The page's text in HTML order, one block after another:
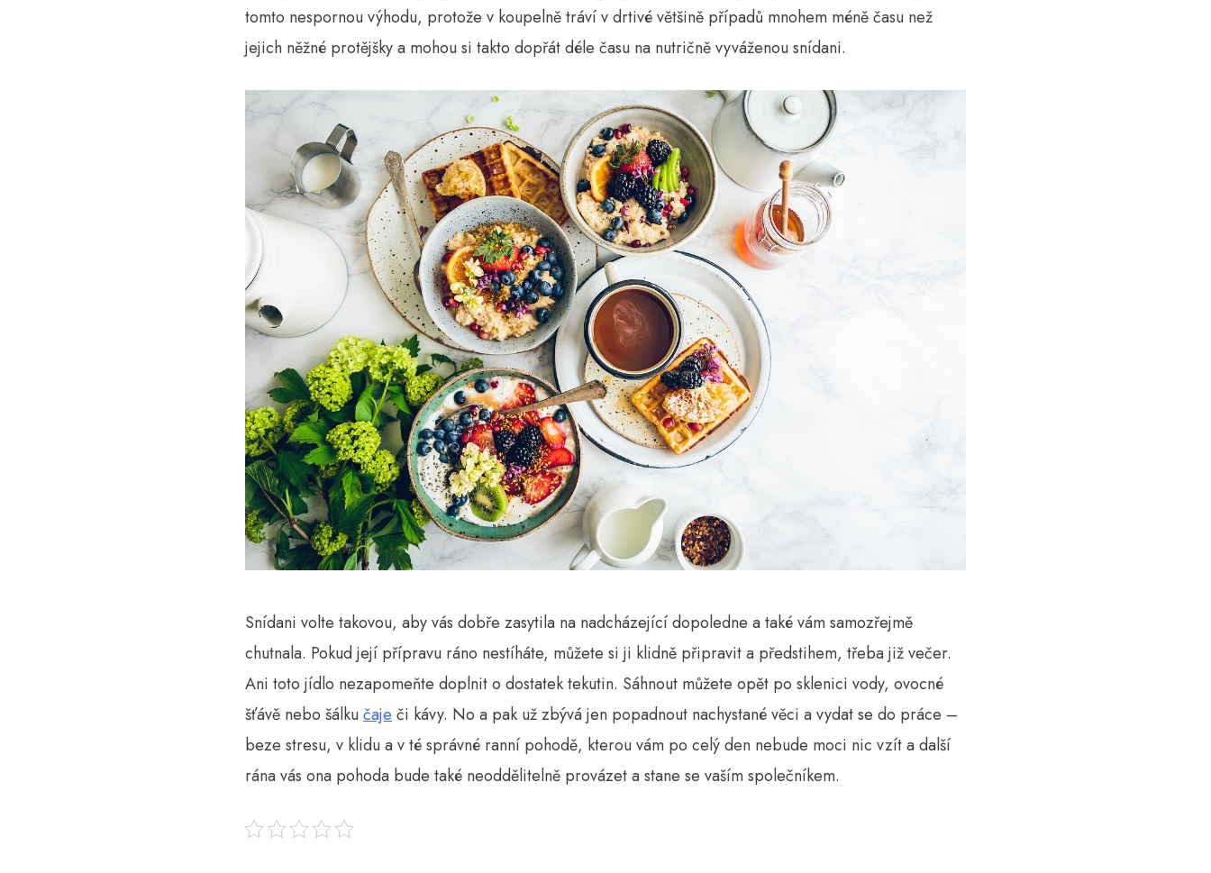
tomto nespornou výhodu, protože v koupelně tráví v drtivé většině případů mnohem méně času než
jejich něžné protějšky a mohou si takto dopřát déle času na nutričně vyváženou snídani.
Snídani volte takovou, aby vás dobře zasytila na nadcházející dopoledne a také vám samozřejmě
chutnala. Pokud její přípravu ráno nestíháte, můžete si ji klidně připravit a předstihem, třeba již večer.
Ani toto jídlo nezapomeňte doplnit o dostatek tekutin. Sáhnout můžete opět po sklenici vody, ovocné
šťávě nebo šálku čaječi kávy. No a pak už zbývá jen popadnout nachystané věci a vydat se do práce –
beze stresu, v klidu a v té správné ranní pohodě, kterou vám po celý den nebude moci nic vzít a další
rána vás ona pohoda bude také neoddělitelně provázet a stane se vaším společníkem.